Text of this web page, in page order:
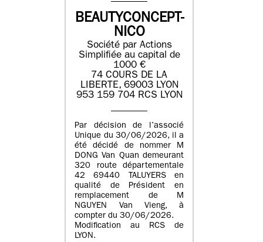
BEAUTYCONCEPT-
NICO
Société par Actions
Simplifiée au capital de
1000 €
74 COURS DE LA
LIBERTE, 69003 LYON
953 159 704 RCS LYON
Par décision de l’associé
Unique du 30/06/2026, il a
été décidé de nommer M
DONG Van Quan demeurant
320 route départementale
42 69440 TALUYERS en
qualité de Président en
remplacement de M
NGUYEN Van Vieng, à
compter du 30/06/2026.
Modification au RCS de
LYON.